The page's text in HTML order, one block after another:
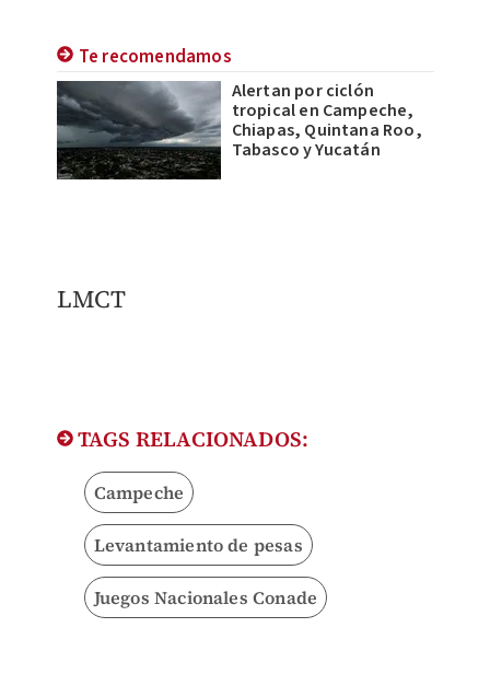
Te recomendamos
Alertan por ciclón
tropical en Campeche,
Chiapas, Quintana Roo,
Tabasco y Yucatán
LMCT
TAGS RELACIONADOS:
Campeche
Levantamiento de pesas
Juegos Nacionales Conade